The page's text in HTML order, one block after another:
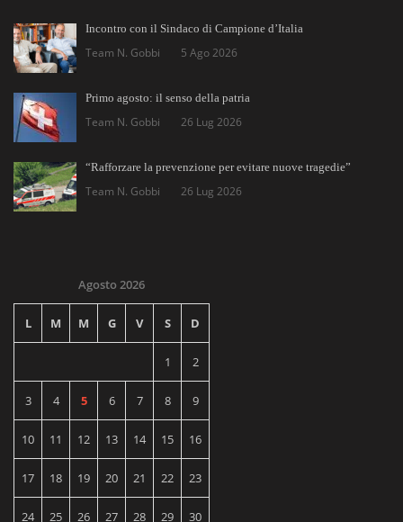
Incontro con il Sindaco di Campione d’Italia
Team N. Gobbi 5 Ago 2026
Primo agosto: il senso della patria
Team N. Gobbi 26 Lug 2026
“Rafforzare la prevenzione per evitare nuove tragedie”
Team N. Gobbi 26 Lug 2026
Agosto 2026
L M M G V S D
1 2
3 4 5 6 7 8 9
10 11 12 13 14 15 16
17 18 19 20 21 22 23
24 25 26 27 28 29 30